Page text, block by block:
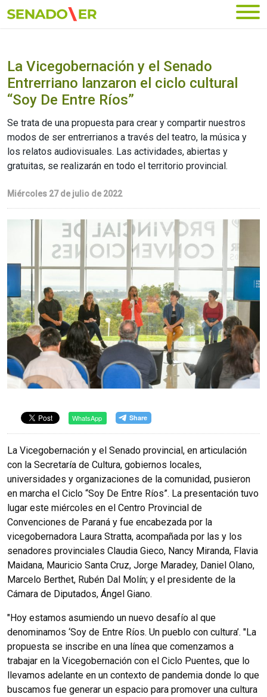
Ir al menú principal
La Vicegobernación y el Senado
Entrerriano lanzaron el ciclo cultural
“Soy De Entre Ríos”
Se trata de una propuesta para crear y compartir nuestros
modos de ser entrerrianos a través del teatro, la música y
los relatos audiovisuales. Las actividades, abiertas y
gratuitas, se realizarán en todo el territorio provincial.
Miércoles 27 de julio de 2022
WhatsApp
La Vicegobernación y el Senado provincial, en articulación
con la Secretaría de Cultura, gobiernos locales,
universidades y organizaciones de la comunidad, pusieron
en marcha el Ciclo “Soy De Entre Ríos”. La presentación tuvo
lugar este miércoles en el Centro Provincial de
Convenciones de Paraná y fue encabezada por la
vicegobernadora Laura Stratta, acompañada por las y los
senadores provinciales Claudia Gieco, Nancy Miranda, Flavia
Maidana, Mauricio Santa Cruz, Jorge Maradey, Daniel Olano,
Marcelo Berthet, Rubén Dal Molín; y el presidente de la
Cámara de Diputados, Ángel Giano.
"Hoy estamos asumiendo un nuevo desafío al que
denominamos ‘Soy de Entre Ríos. Un pueblo con cultura’. "La
propuesta se inscribe en una línea que comenzamos a
trabajar en la Vicegobernación con el Ciclo Puentes, que lo
llevamos adelante en un contexto de pandemia donde lo que
buscamos fue generar un espacio para promover una cultura